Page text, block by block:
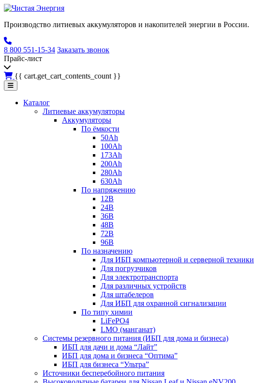
Производство литиевых аккумуляторов и накопителей энергии в России.
8 800 551-15-34 Заказать звонок
Прайс-лист
{{ cart.get_cart_contents_count }}
Каталог
Литиевые аккумуляторы
Аккумуляторы
По ёмкости
50Ah
100Ah
173Ah
200Ah
280Ah
630Ah
По напряжению
12В
24В
36В
48В
72В
96В
По назначению
Для ИБП компьютерной и серверной техники
Для погрузчиков
Для электротранспорта
Для различных устройств
Для штабелеров
Для ИБП для охранной сигнализации
По типу химии
LiFePO4
LMO (манганат)
Системы резервного питания (ИБП для дома и бизнеса)
ИБП для дачи и дома “Лайт”
ИБП для дома и бизнеса “Оптима”
ИБП для бизнеса “Ультра”
Источники бесперебойного питания